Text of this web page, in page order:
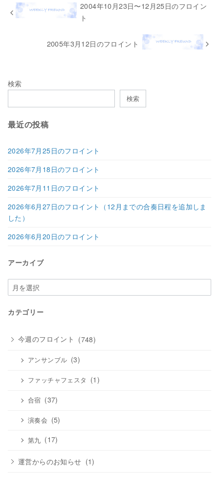
2004年10月23日〜12月25日のフロイン
ト
2005年3月12日のフロイント
検索
検索
最近の投稿
2026年7月25日のフロイント
2026年7月18日のフロイント
2026年7月11日のフロイント
2026年6月27日のフロイント（12月までの合奏日程を追加しま
した）
2026年6月20日のフロイント
アーカイブ
ア
ー
イ
カテゴリー
今週のフロイント (748)
アンサンブル (3)
ファッチャフェスタ (1)
合宿 (37)
演奏会 (5)
第九 (17)
運営からのお知らせ (1)